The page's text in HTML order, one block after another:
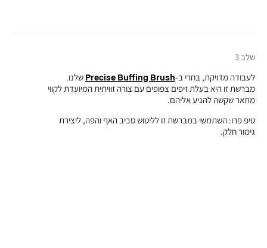
שלב 3
לעבודה מדויקת, בחרי ב-Precise Buffing Brush שלנו.
מברשת זו היא בעלת זיפים צפופים עם צורה זוויתית המיועדת לקווי
מתאר שקשה להגיע אליהם.
טיפ פרו: השתמשי במברשת זו לליטוש סביב האף והפה, ליצירת
גימור חלק.